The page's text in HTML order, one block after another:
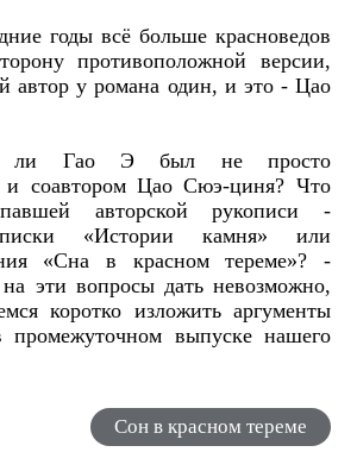
годы всё больше красноведов
противоположной версии,
автор у романа один, и это - Цао
ли Гао Э был не просто
и соавтором Цао Сюэ-циня? Что
авторской рукописи -
«Истории камня» или
«Сна в красном тереме»? -
на эти вопросы дать невозможно,
коротко изложить аргументы
промежуточном выпуске нашего
Сон в красном тереме